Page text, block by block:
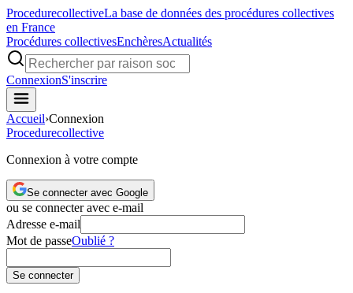
ProcedurecollectiveLa base de données des procédures collectives
en France
Procédures collectivesEnchèresActualités
ConnexionS'inscrire
Accueil›Connexion
Procedurecollective
Connexion à votre compte
Se connecter avec Google
ou se connecter avec e-mail
Adresse e-mail
Mot de passeOublié ?
Se connecter